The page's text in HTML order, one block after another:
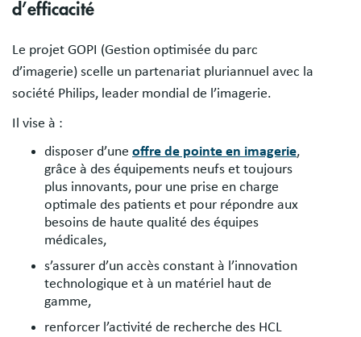
d’efficacité
Le projet GOPI (Gestion optimisée du parc
d’imagerie) scelle un partenariat pluriannuel avec la
société Philips, leader mondial de l’imagerie.
Il vise à :
disposer d’une offre de pointe en imagerie,
grâce à des équipements neufs et toujours
plus innovants, pour une prise en charge
optimale des patients et pour répondre aux
besoins de haute qualité des équipes
médicales,
s’assurer d’un accès constant à l’innovation
technologique et à un matériel haut de
gamme,
renforcer l’activité de recherche des HCL